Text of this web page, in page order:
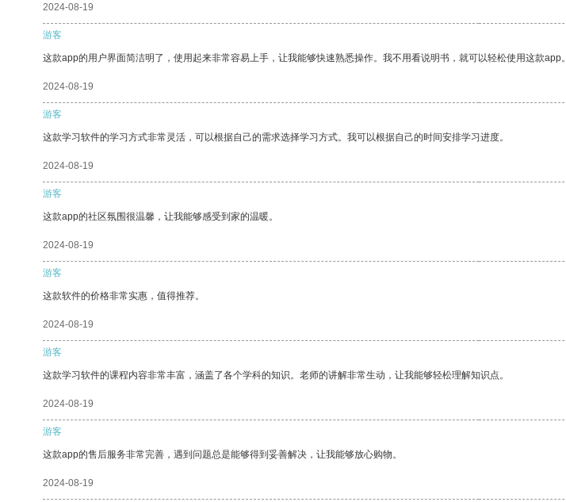
2024-08-19
游客
这款app的用户界面简洁明了，使用起来非常容易上手，让我能够快速熟悉操作。我不用看说明书，就可以轻松使用这款app。
2024-08-19
游客
这款学习软件的学习方式非常灵活，可以根据自己的需求选择学习方式。我可以根据自己的时间安排学习进度。
2024-08-19
游客
这款app的社区氛围很温馨，让我能够感受到家的温暖。
2024-08-19
游客
这款软件的价格非常实惠，值得推荐。
2024-08-19
游客
这款学习软件的课程内容非常丰富，涵盖了各个学科的知识。老师的讲解非常生动，让我能够轻松理解知识点。
2024-08-19
游客
这款app的售后服务非常完善，遇到问题总是能够得到妥善解决，让我能够放心购物。
2024-08-19